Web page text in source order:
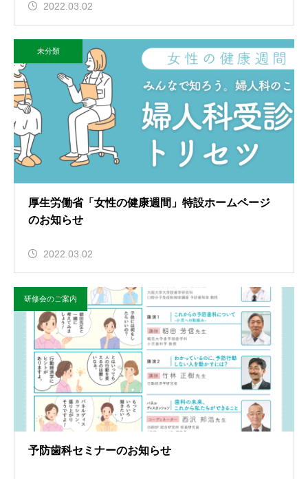
2022.03.02
未分類
厚生労働省「女性の健康週間」特設ホームページ
のお知らせ
2022.03.02
研修会のご案内
予防歯科セミナーのお知らせ